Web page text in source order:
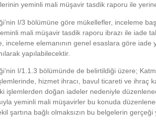
yeminli mali müşavir tasdik raporu ile
I/3 bölümüne göre mükellefler, inceleme
mali müşavir tasdik raporu ibrazı ile iade
inceleme elemanının genel esaslara göre iade
yapılabilecektir.
I/1.1.3 bölümünde de belirtildiği üzere;
hizmet ihracı, bavul ticareti ve ihraç
işlemlerden doğan iadeler nedeniyle
yeminli mali müşavirler bu konuda
bağlı olmaksızın bu belgelerin gerçeği